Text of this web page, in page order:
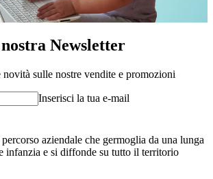
Newsletter
sulle nostre vendite e promozioni
Inserisci la tua e-mail
aziendale che germoglia da una lunga
infanzia e si diffonde su tutto il territorio